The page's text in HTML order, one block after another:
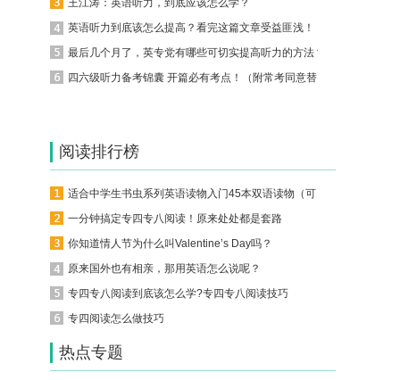
王江涛：英语听力，到底应该怎么学？
英语听力到底该怎么提高？看完这篇文章受益匪浅！
最后几个月了，英专党有哪些可切实提高听力的方法？
阅读排行榜
一分钟搞定专四专八阅读！原来处处都是套路
你知道情人节为什么叫Valentine’s Day吗？
原来国外也有相亲，那用英语怎么说呢？
专四专八阅读到底该怎么学?专四专八阅读技巧
专四阅读怎么做技巧
热点专题